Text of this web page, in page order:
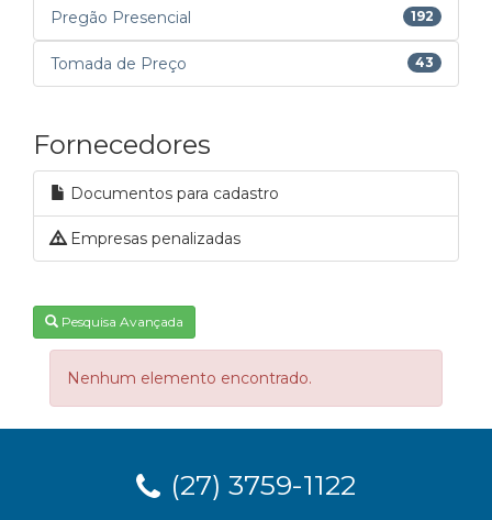
Pregão Presencial 192
Tomada de Preço 43
Fornecedores
Documentos para cadastro
Empresas penalizadas
Pesquisa Avançada
Nenhum elemento encontrado.
(27) 3759-1122